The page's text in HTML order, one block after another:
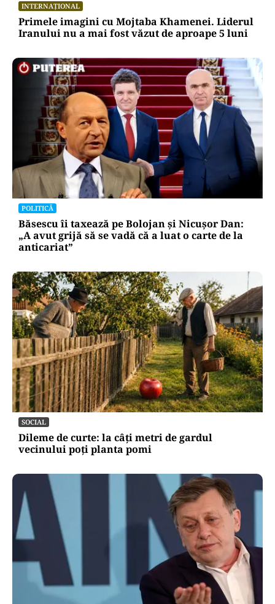
INTERNAȚIONAL
Primele imagini cu Mojtaba Khamenei. Liderul
Iranului nu a mai fost văzut de aproape 5 luni
POLITICĂ
Băsescu îi taxează pe Bolojan și Nicușor Dan:
„A avut grijă să se vadă că a luat o carte de la
anticariat”
SOCIAL
Dileme de curte: la câți metri de gardul
vecinului poți planta pomi